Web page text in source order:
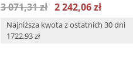
3 071,31 zł 2 242,06 zł
Najniższa kwota z ostatnich 30 dni
1722.93 zł